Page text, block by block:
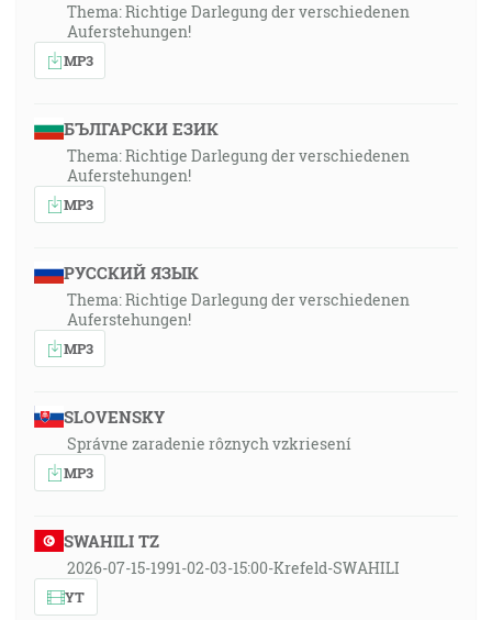
Thema: Richtige Darlegung der verschiedenen
Auferstehungen!
MP3
БЪЛГАРСКИ ЕЗИК
Thema: Richtige Darlegung der verschiedenen
Auferstehungen!
MP3
РУССКИЙ ЯЗЫК
Thema: Richtige Darlegung der verschiedenen
Auferstehungen!
MP3
SLOVENSKY
Správne zaradenie rôznych vzkriesení
MP3
SWAHILI TZ
2026-07-15-1991-02-03-15:00-Krefeld-SWAHILI
YT